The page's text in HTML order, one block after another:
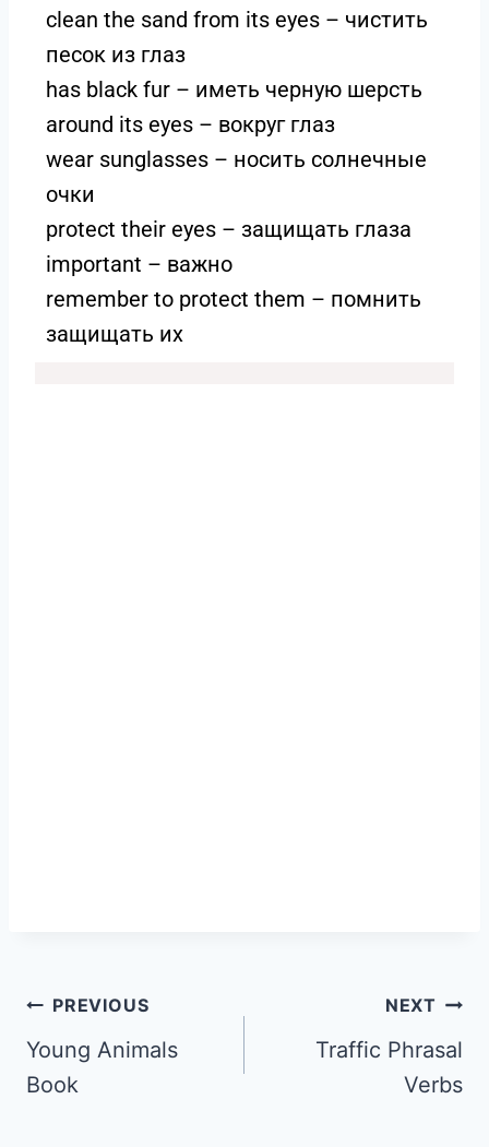
clean the sand from its eyes – чистить
песок из глаз
has black fur – иметь черную шерсть
around its eyes – вокруг глаз
wear sunglasses – носить солнечные
очки
protect their eyes – защищать глаза
important – важно
remember to protect them – помнить
защищать их
PREVIOUS
Young Animals
Book
NEXT
Traffic Phrasal
Verbs